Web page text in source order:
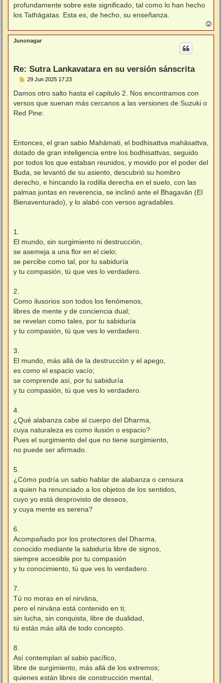
profundamente sobre este significado, tal como lo han hecho
los Tathāgatas. Esta es, de hecho, su enseñanza.
r
r
Junonagar
Re: Sutra Lankavatara en su versión sánscrita
M
n
a
j
e
29 Jun 2025 17:23
Damos otro salto hasta el capitulo 2. Nos encontramos con
versos que suenan más cercanos a las versiones de Suzuki o
Red Pine:
Entonces, el gran sabio Mahāmati, el bodhisattva mahāsattva,
dotado de gran inteligencia entre los bodhisattvas, seguido
por todos los que estaban reunidos, y movido por el poder del
Buda, se levantó de su asiento, descubrió su hombro
derecho, e hincando la rodilla derecha en el suelo, con las
palmas juntas en reverencia, se inclinó ante el Bhagavān (El
Bienaventurado), y lo alabó con versos agradables.
1.
El mundo, sin surgimiento ni destrucción,
se asemeja a una flor en el cielo;
se percibe como tal, por tu sabiduría
y tu compasión, tú que ves lo verdadero.
2.
Como ilusorios son todos los fenómenos,
libres de mente y de conciencia dual;
se revelan como tales, por tu sabiduría
y tu compasión, tú que ves lo verdadero.
3.
El mundo, más allá de la destrucción y el apego,
es como el espacio vacío;
se comprende así, por tu sabiduría
y tu compasión, tú que ves lo verdadero.
4.
¿Qué alabanza cabe al cuerpo del Dharma,
cuya naturaleza es como ilusión o espacio?
Pues el surgimiento del que no tiene surgimiento,
no puede ser afirmado.
5.
¿Cómo podría un sabio hablar de alabanza o censura
a quien ha renunciado a los objetos de los sentidos,
cuyo yo está desprovisto de deseos,
y cuya mente es serena?
6.
Acompañado por los protectores del Dharma,
conocido mediante la sabiduría libre de signos,
siempre accesible por tu compasión
y tu conocimiento, tú que ves lo verdadero.
7.
Tú no moras en el nirvāṇa,
pero el nirvāṇa está contenido en ti;
sin lucha, sin conquista, libre de dualidad,
tú estás más allá de todo concepto.
8.
Así contemplan al sabio pacífico,
libre de surgimiento, más allá de los extremos;
quienes están libres de construcción mental,